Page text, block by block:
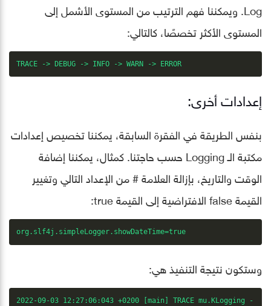
Log. ويمكننا فهم الترتيب من المستوى الأشمل إلى
المستوى الأكثر تخصصًا، كالتالي:
TRACE -> DEBUG -> INFO -> WARN -> ERROR
إعدادات أخرى:
بنفس الطريقة في الفقرة السابقة، يمكننا تخصيص إعدادات
مكتبة الـ Logging حسب حاجتنا. كمثال، يمكننا إضافة
الوقت والتاريخ، بإزالة العلامة # من الإعداد التالي وتغيير
القيمة false الافتراضية إلى القيمة true:
org.slf4j.simpleLogger.showDateTime=true
وستكون نتيجة التنفيذ هي:
2022-09-03 12:27:06:043 +0200 [main] TRACE mu.KLogging -